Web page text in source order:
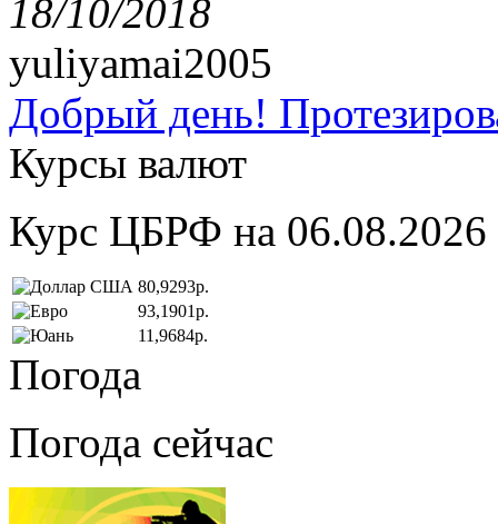
18/10/2018
yuliyamai2005
Добрый день!
Курсы валют
Курс ЦБРФ на 06.08.2026
80,9293р.
93,1901р.
11,9684р.
Погода
Погода сейчас